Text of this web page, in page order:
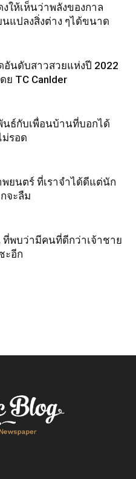
ให้เห็นว่าพลังของกาล
นแปลงสิ่งต่าง ๆได้ขนาด
อันดับสาวสวยแห่งปี 2022
ย TC Canlder
นธ์กับเพื่อนบ้านที่บอกได้
ม่รอด
ยนตร์ ที่เราจำได้ดีแต่นัก
จะลืม
ที่พบว่ามีคนที่ดีกว่าเจ้าชาย
ะอีก